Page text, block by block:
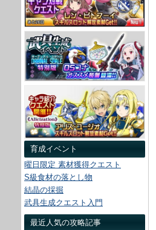
育成イベント
曜日限定 素材獲得クエスト
S級食材の落とし物
結晶の採掘
武具生成クエスト入門
最近人気の攻略記事